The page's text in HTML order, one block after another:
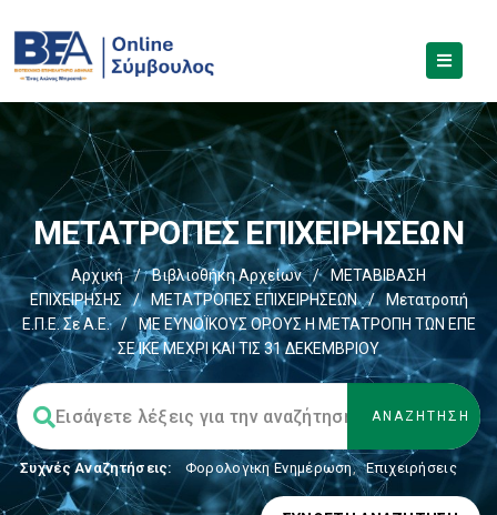
ΜΕΤΑΤΡΟΠΕΣ ΕΠΙΧΕΙΡΗΣΕΩΝ
Αρχική / Βιβλιοθήκη Αρχείων /
ΜΕΤΑΒΙΒΑΣΗ
ΕΠΙΧΕIΡΗΣΗΣ
/ ΜΕΤΑΤΡΟΠΕΣ ΕΠΙΧΕΙΡΗΣΕΩΝ /
Μετατροπή
Ε.Π.Ε. Σε Α.Ε.
/
ΜΕ ΕΥΝΟΪΚΟΥΣ ΟΡΟΥΣ Η ΜΕΤΑΤΡΟΠΗ ΤΩΝ ΕΠΕ
ΣΕ ΙΚΕ ΜΕΧΡΙ ΚΑΙ ΤΙΣ 31 ΔΕΚΕΜΒΡΙΟΥ
Συχνές Αναζητήσεις: Φορολογικη Ενημέρωση, Επιχειρήσεις